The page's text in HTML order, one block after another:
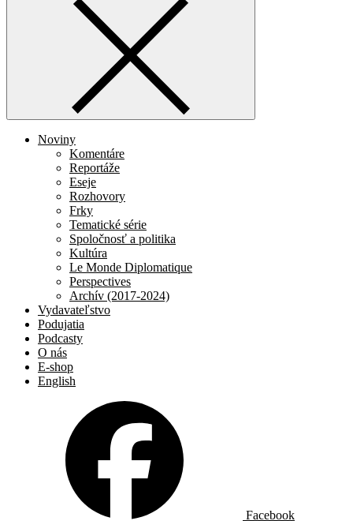
Noviny
Komentáre
Reportáže
Eseje
Rozhovory
Frky
Tematické série
Spoločnosť a politika
Kultúra
Le Monde Diplomatique
Perspectives
Archív (2017-2024)
Vydavateľstvo
Podujatia
Podcasty
O nás
E-shop
English
Facebook